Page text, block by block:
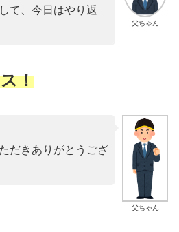
父ちゃん
て、今日はやり返
！
父ちゃん
だきありがとうござ